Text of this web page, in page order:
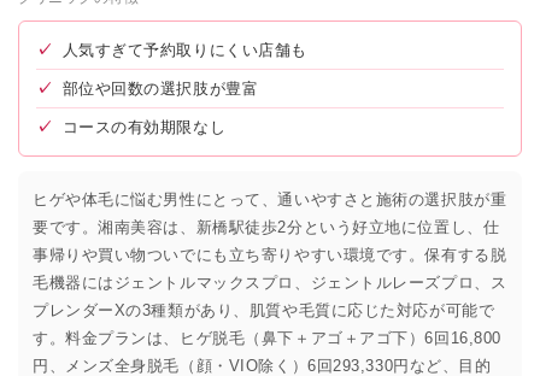
✓ 人気すぎて予約取りにくい店舗も
✓ 部位や回数の選択肢が豊富
✓ コースの有効期限なし
ヒゲや体毛に悩む男性にとって、通いやすさと施術の選択肢が重
要です。湘南美容は、新橋駅徒歩2分という好立地に位置し、仕
事帰りや買い物ついでにも立ち寄りやすい環境です。保有する脱
毛機器にはジェントルマックスプロ、ジェントルレーズプロ、ス
プレンダーXの3種類があり、肌質や毛質に応じた対応が可能で
す。料金プランは、ヒゲ脱毛（鼻下＋アゴ＋アゴ下）6回16,800
円、メンズ全身脱毛（顔・VIO除く）6回293,330円など、目的